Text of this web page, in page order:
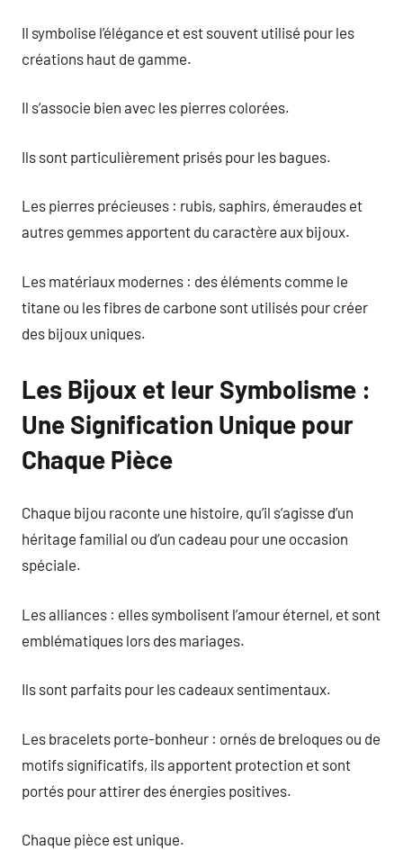
Il symbolise l’élégance et est souvent utilisé pour les
créations haut de gamme.
Il s’associe bien avec les pierres colorées.
Ils sont particulièrement prisés pour les bagues.
Les pierres précieuses : rubis, saphirs, émeraudes et
autres gemmes apportent du caractère aux bijoux.
Les matériaux modernes : des éléments comme le
titane ou les fibres de carbone sont utilisés pour créer
des bijoux uniques.
Les Bijoux et leur Symbolisme :
Une Signification Unique pour
Chaque Pièce
Chaque bijou raconte une histoire, qu’il s’agisse d’un
héritage familial ou d’un cadeau pour une occasion
spéciale.
Les alliances : elles symbolisent l’amour éternel, et sont
emblématiques lors des mariages.
Ils sont parfaits pour les cadeaux sentimentaux.
Les bracelets porte-bonheur : ornés de breloques ou de
motifs significatifs, ils apportent protection et sont
portés pour attirer des énergies positives.
Chaque pièce est unique.